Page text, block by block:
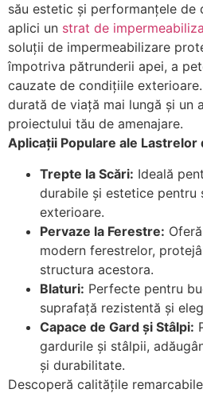
său estetic și performanțele de
aplici un strat de
soluții de impermeabilizare
împotriva pătrunderii apei, a
cauzate de condițiile
durată de viață mai lungă și un
proiectului tău de amenajare.
Aplicații Populare ale Lastrelor
Trepte la Scări: Ideală
durabile și estetice pentru
exterioare.
Pervaze la Ferestre:
modern ferestrelor,
structura acestora.
Blaturi: Perfecte pentru
suprafață rezistentă și
Capace de Gard și Stâlpi:
gardurile și stâlpii,
și durabilitate.
Descoperă calitățile